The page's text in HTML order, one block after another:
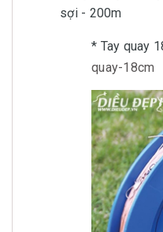
sợi - 200m
* Tay quay
quay-18cm